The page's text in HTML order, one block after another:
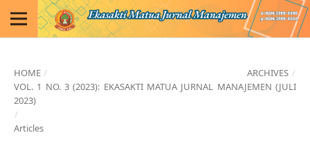
HOME / ARCHIVES /
VOL. 1 NO. 3 (2023): EKASAKTI MATUA JURNAL MANAJEMEN (JULI
2023)
/
Articles